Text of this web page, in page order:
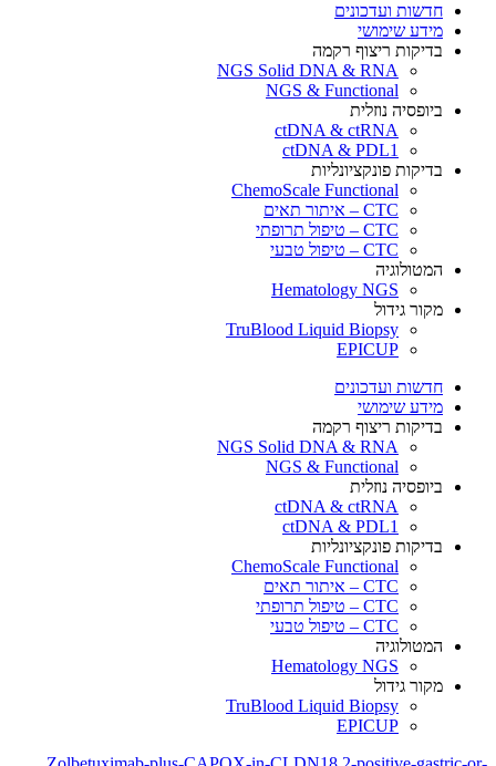
חדשות ועדכונים
מידע שימושי
בדיקות ריצוף רקמה
NGS Solid DNA & RNA
NGS & Functional
ביופסיה נוזלית
ctDNA & ctRNA
ctDNA & PDL1
בדיקות פונקציונליות
ChemoScale Functional
CTC – איתור תאים
CTC – טיפול תרופתי
CTC – טיפול טבעי
המטולוגיה
Hematology NGS
מקור גידול
TruBlood Liquid Biopsy
EPICUP
חדשות ועדכונים
מידע שימושי
בדיקות ריצוף רקמה
NGS Solid DNA & RNA
NGS & Functional
ביופסיה נוזלית
ctDNA & ctRNA
ctDNA & PDL1
בדיקות פונקציונליות
ChemoScale Functional
CTC – איתור תאים
CTC – טיפול תרופתי
CTC – טיפול טבעי
המטולוגיה
Hematology NGS
מקור גידול
TruBlood Liquid Biopsy
EPICUP